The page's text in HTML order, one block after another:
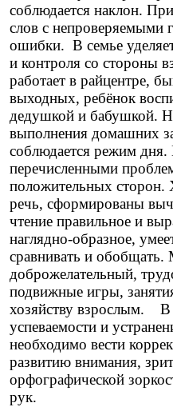
соблюдается наклон.
слов с непроверяемыми
ошибки. В семье
и контроля со стороны
работает в райцентре,
выходных, ребёнок
дедушкой и бабушкой.
выполнения домашних
соблюдается режим
перечисленными
положительных сторон.
речь, сформированы
чтение правильное и
наглядно-образное,
сравнивать и
доброжелательный,
подвижные игры,
хозяйству взрослым. В
успеваемости и
необходимо вести
развитию внимания,
орфографической
рук.